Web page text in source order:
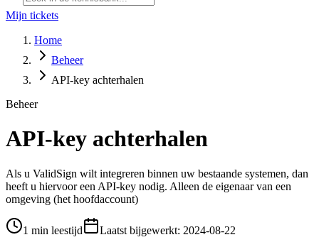
Mijn tickets
Home
Beheer
API-key achterhalen
Beheer
API-key achterhalen
Als u ValidSign wilt integreren binnen uw bestaande systemen, dan
heeft u hiervoor een API-key nodig. Alleen de eigenaar van een
omgeving (het hoofdaccount)
1 min leestijd Laatst bijgewerkt: 2024-08-22